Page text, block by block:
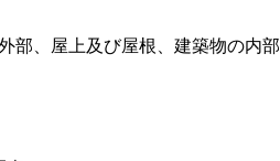
部、屋上及び屋根、建築物の内